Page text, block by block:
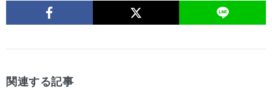
関連する記事